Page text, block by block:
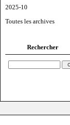
2025-10
Toutes les archives
Rechercher